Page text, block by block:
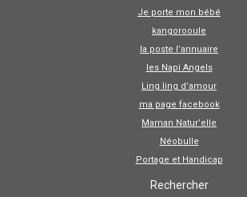
Je porte mon bébé
kangorooule
la poste l’annuaire
les Napi Angels
Ling ling d’amour
ma page facebook
Maman Natur’elle
Néobulle
Portage et Handicap
Rechercher